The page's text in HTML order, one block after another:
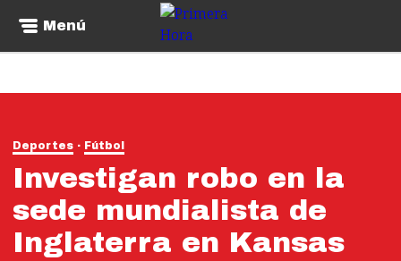
Menú
Deportes Fútbol
Investigan robo en la
sede mundialista de
Inglaterra en Kansas